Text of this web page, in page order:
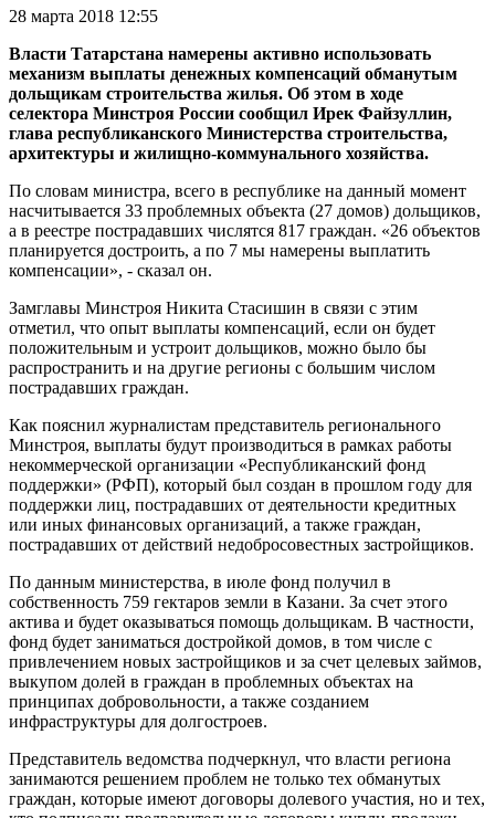
28 марта 2018 12:55
Власти Татарстана намерены активно использовать
механизм выплаты денежных компенсаций обманутым
дольщикам строительства жилья. Об этом в ходе
селектора Минстроя России сообщил Ирек Файзуллин,
глава республиканского Министерства строительства,
архитектуры и жилищно-коммунального хозяйства.
По словам министра, всего в республике на данный момент
насчитывается 33 проблемных объекта (27 домов) дольщиков,
а в реестре пострадавших числятся 817 граждан. «26 объектов
планируется достроить, а по 7 мы намерены выплатить
компенсации», - сказал он.
Замглавы Минстроя Никита Стасишин в связи с этим
отметил, что опыт выплаты компенсаций, если он будет
положительным и устроит дольщиков, можно было бы
распространить и на другие регионы с большим числом
пострадавших граждан.
Как пояснил журналистам представитель регионального
Минстроя, выплаты будут производиться в рамках работы
некоммерческой организации «Республиканский фонд
поддержки» (РФП), который был создан в прошлом году для
поддержки лиц, пострадавших от деятельности кредитных
или иных финансовых организаций, а также граждан,
пострадавших от действий недобросовестных застройщиков.
По данным министерства, в июле фонд получил в
собственность 759 гектаров земли в Казани. За счет этого
актива и будет оказываться помощь дольщикам. В частности,
фонд будет заниматься достройкой домов, в том числе с
привлечением новых застройщиков и за счет целевых займов,
выкупом долей в граждан в проблемных объектах на
принципах добровольности, а также созданием
инфраструктуры для долгостроев.
Представитель ведомства подчеркнул, что власти региона
занимаются решением проблем не только тех обманутых
граждан, которые имеют договоры долевого участия, но и тех,